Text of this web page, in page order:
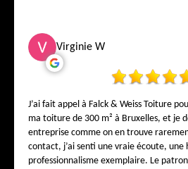
Virginie W
J’ai fait appel à Falck & Weiss Toiture
ma toiture de 300 m² à Bruxelles, et je
entreprise comme on en trouve
contact, j’ai senti une vraie écoute,
professionnalisme exemplaire. Le